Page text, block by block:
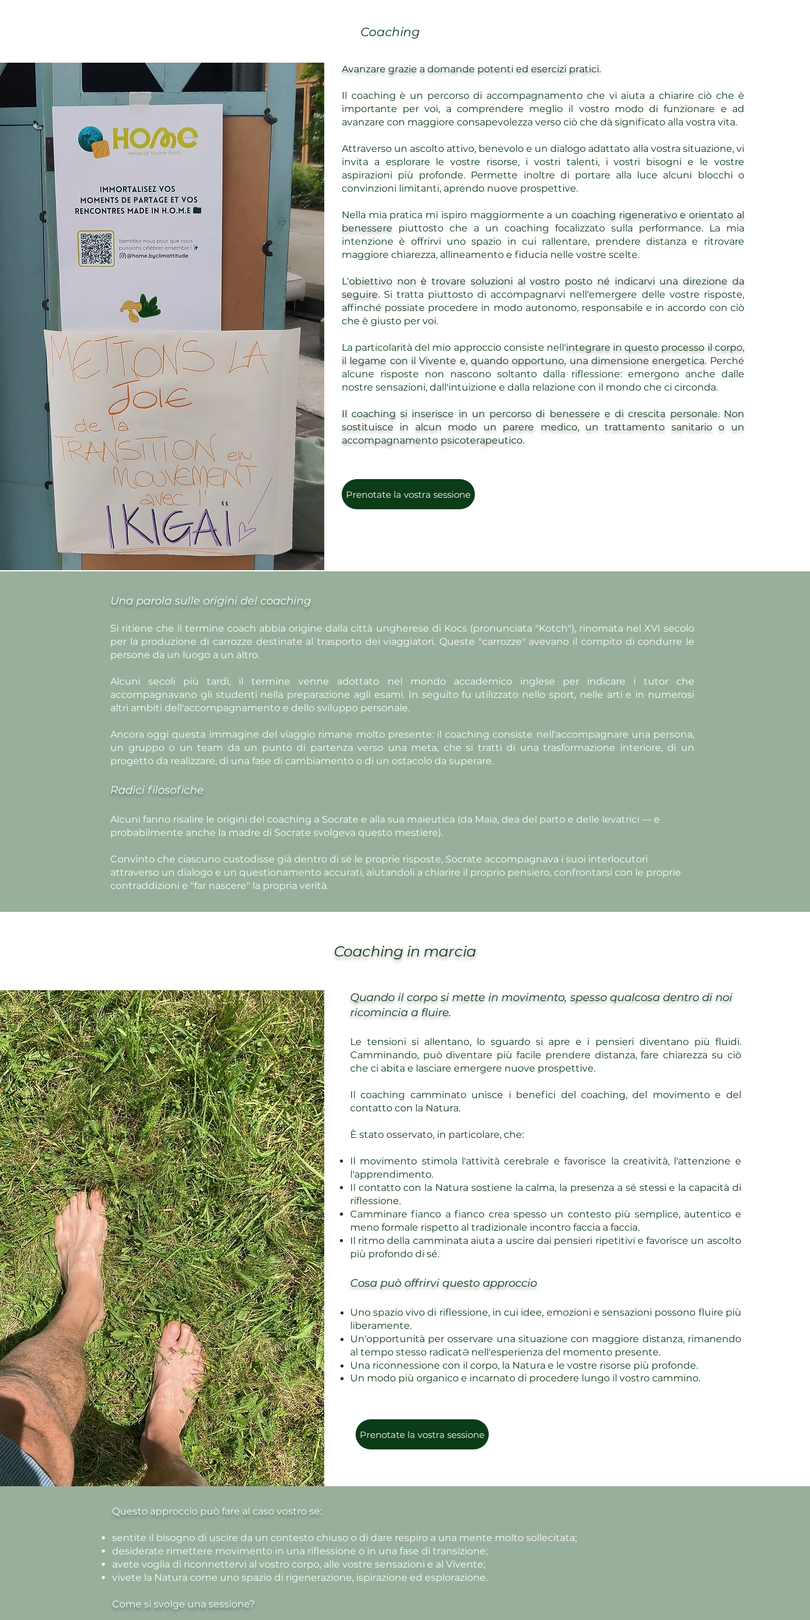
Coaching
Avanzare grazie a domande potenti ed esercizi pratici.
Il coaching è un percorso di accompagnamento che vi aiuta a chiarire ciò che è
importante per voi, a comprendere meglio il vostro modo di funzionare e ad
avanzare con maggiore consapevolezza verso ciò che dà significato alla vostra vita.
Attraverso un ascolto attivo, benevolo e un dialogo adattato alla vostra situazione, vi
invita a esplorare le vostre risorse, i vostri talenti, i vostri bisogni e le vostre
aspirazioni più profonde. Permette inoltre di portare alla luce alcuni blocchi o
convinzioni limitanti, aprendo nuove prospettive.
Nella mia pratica mi ispiro maggiormente a un coaching rigenerativo e orientato al
benessere piuttosto che a un coaching focalizzato sulla performance. La mia
intenzione è offrirvi uno spazio in cui rallentare, prendere distanza e ritrovare
maggiore chiarezza, allineamento e fiducia nelle vostre scelte.
L'obiettivo non è trovare soluzioni al vostro posto né indicarvi una direzione da
seguire. Si tratta piuttosto di accompagnarvi nell'emergere delle vostre risposte,
affinché possiate procedere in modo autonomo, responsabile e in accordo con ciò
che è giusto per voi.
La particolarità del mio approccio consiste nell'integrare in questo processo il corpo,
il legame con il Vivente e, quando opportuno, una dimensione energetica. Perché
alcune risposte non nascono soltanto dalla riflessione: emergono anche dalle
nostre sensazioni, dall'intuizione e dalla relazione con il mondo che ci circonda.
Il coaching si inserisce in un percorso di benessere e di crescita personale. Non
sostituisce in alcun modo un parere medico, un trattamento sanitario o un
accompagnamento psicoterapeutico.
Prenotate la vostra sessione
Una parola sulle origini del coaching
Si ritiene che il termine coach abbia origine dalla città ungherese di Kocs (pronunciata "Kotch"), rinomata nel XVI secolo
per la produzione di carrozze destinate al trasporto dei viaggiatori. Queste "carrozze" avevano il compito di condurre le
persone da un luogo a un altro.
Alcuni secoli più tardi, il termine venne adottato nel mondo accademico inglese per indicare i tutor che
accompagnavano gli studenti nella preparazione agli esami. In seguito fu utilizzato nello sport, nelle arti e in numerosi
altri ambiti dell'accompagnamento e dello sviluppo personale.
Ancora oggi questa immagine del viaggio rimane molto presente: il coaching consiste nell'accompagnare una persona,
un gruppo o un team da un punto di partenza verso una meta, che si tratti di una trasformazione interiore, di un
progetto da realizzare, di una fase di cambiamento o di un ostacolo da superare.
Radici filosofiche
Alcuni fanno risalire le origini del coaching a Socrate e alla sua maieutica (da Maia, dea del parto e delle levatrici — e
probabilmente anche la madre di Socrate svolgeva questo mestiere).
Convinto che ciascuno custodisse già dentro di sé le proprie risposte, Socrate accompagnava i suoi interlocutori
attraverso un dialogo e un questionamento accurati, aiutandoli a chiarire il proprio pensiero, confrontarsi con le proprie
contraddizioni e "far nascere" la propria verità.
Coaching in marcia
Quando il corpo si mette in movimento, spesso qualcosa dentro di noi
ricomincia a fluire.
Le tensioni si allentano, lo sguardo si apre e i pensieri diventano più fluidi.
Camminando, può diventare più facile prendere distanza, fare chiarezza su ciò
che ci abita e lasciare emergere nuove prospettive.
Il coaching camminato unisce i benefici del coaching, del movimento e del
contatto con la Natura.
È stato osservato, in particolare, che:
Il movimento stimola l'attività cerebrale e favorisce la creatività, l'attenzione e
l'apprendimento.
Il contatto con la Natura sostiene la calma, la presenza a sé stessi e la capacità di
riflessione.
Camminare fianco a fianco crea spesso un contesto più semplice, autentico e
meno formale rispetto al tradizionale incontro faccia a faccia.
Il ritmo della camminata aiuta a uscire dai pensieri ripetitivi e favorisce un ascolto
più profondo di sé.
Cosa può offrirvi questo approccio
Uno spazio vivo di riflessione, in cui idee, emozioni e sensazioni possono fluire più
liberamente.
Un'opportunità per osservare una situazione con maggiore distanza, rimanendo
al tempo stesso radicatƏnell'esperienza del momento presente.
Una riconnessione con il corpo, la Natura e le vostre risorse più profonde.
Un modo più organico e incarnato di procedere lungo il vostro cammino.
Prenotate la vostra sessione
Questo approccio può fare al caso vostro se:
sentite il bisogno di uscire da un contesto chiuso o di dare respiro a una mente molto sollecitata;
desiderate rimettere movimento in una riflessione o in una fase di transizione;
avete voglia di riconnettervi al vostro corpo, alle vostre sensazioni e al Vivente;
vivete la Natura come uno spazio di rigenerazione, ispirazione ed esplorazione.
Come si svolge una sessione?